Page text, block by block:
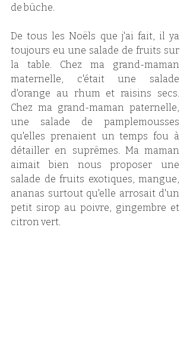
de bûche.
De tous les Noëls que j'ai fait, il ya
toujours eu une salade de fruits sur
la table. Chez ma grand-maman
maternelle, c'était une salade
d'orange au rhum et raisins secs.
Chez ma grand-maman paternelle,
une salade de pamplemousses
qu'elles prenaient un temps fou à
détailler en suprêmes. Ma maman
aimait bien nous proposer une
salade de fruits exotiques, mangue,
ananas surtout qu'elle arrosait d'un
petit sirop au poivre, gingembre et
citron vert.